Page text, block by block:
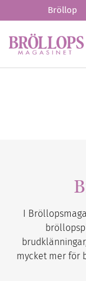
Bröllop
I
mycket mer för